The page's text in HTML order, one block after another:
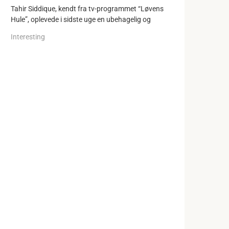
Tahir Siddique, kendt fra tv-programmet “Løvens
Hule”, oplevede i sidste uge en ubehagelig og
Interesting